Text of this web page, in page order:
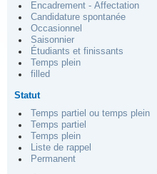
Encadrement - Affectation
Candidature spontanée
Occasionnel
Saisonnier
Étudiants et finissants
Temps plein
filled
Statut
Temps partiel ou temps plein
Temps partiel
Temps plein
Liste de rappel
Permanent